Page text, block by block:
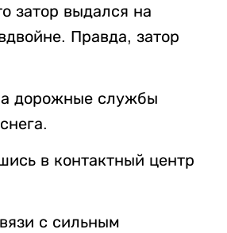
затор выдался на
Правда, затор
дорожные службы
в контактный центр
с сильным